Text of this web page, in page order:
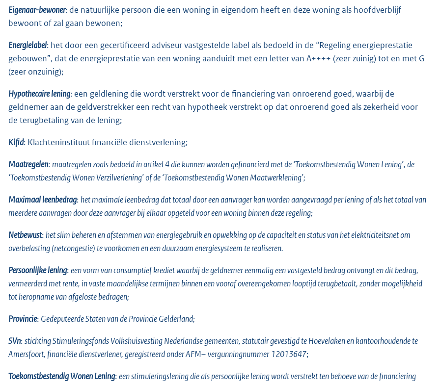
Eigenaar-bewoner: de natuurlijke persoon die een woning in eigendom heeft en deze woning als hoofdverblijf
bewoont of zal gaan bewonen;
Energielabel: het door een gecertificeerd adviseur vastgestelde label als bedoeld in de “Regeling energieprestatie
gebouwen”, dat de energieprestatie van een woning aanduidt met een letter van A++++ (zeer zuinig) tot en met G
(zeer onzuinig);
Hypothecaire lening: een geldlening die wordt verstrekt voor de financiering van onroerend goed, waarbij de
geldnemer aan de geldverstrekker een recht van hypotheek verstrekt op dat onroerend goed als zekerheid voor
de terugbetaling van de lening;
Kifid: Klachteninstituut financiële dienstverlening;
Maatregelen: maatregelen zoals bedoeld in artikel 4 die kunnen worden gefinancierd met de ‘Toekomstbestendig Wonen Lening’, de
‘Toekomstbestendig Wonen Verzilverlening’ of de ‘Toekomstbestendig Wonen Maatwerklening’;
Maximaal leenbedrag: het maximale leenbedrag dat totaal door een aanvrager kan worden aangevraagd per lening of als het totaal van
meerdere aanvragen door deze aanvrager bij elkaar opgeteld voor een woning binnen deze regeling;
Netbewust: het slim beheren en afstemmen van energiegebruik en opwekking op de capaciteit en status van het elektriciteitsnet om
overbelasting (netcongestie) te voorkomen en een duurzaam energiesysteem te realiseren.
Persoonlijke lening:een vorm van consumptief krediet waarbij de geldnemer eenmalig een vastgesteld bedrag ontvangt en dit bedrag,
vermeerderd met rente, in vaste maandelijkse termijnen binnen een vooraf overeengekomen looptijd terugbetaalt, zonder mogelijkheid
tot heropname van afgeloste bedragen;
Provincie: Gedeputeerde Staten van de Provincie Gelderland;
SVn:stichting Stimuleringsfonds Volkshuisvesting Nederlandse gemeenten, statutair gevestigd te Hoevelaken en kantoorhoudende te
Amersfoort, financiële dienstverlener, geregistreerd onder AFM–vergunningnummer 12013647;
Toekomstbestendig Wonen Lening:een stimuleringslening die als persoonlijke lening wordt verstrekt ten behoeve van de financiering